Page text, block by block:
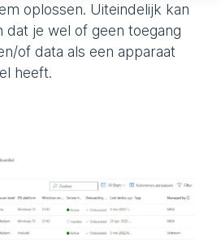
oplossen. Uiteindelijk kan
dat je wel of geen toegang
of data als een apparaat
heeft.